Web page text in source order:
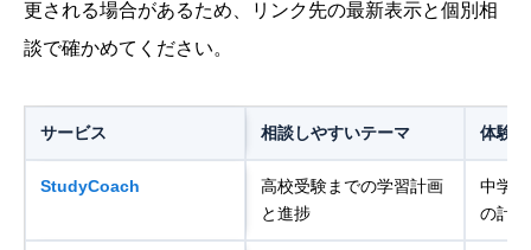
更される場合があるため、リンク先の最新表示と個別相
談で確かめてください。
サービス 相談しやすいテーマ 体験
StudyCoach
高校受験までの学習計画
と進捗
中学
の計